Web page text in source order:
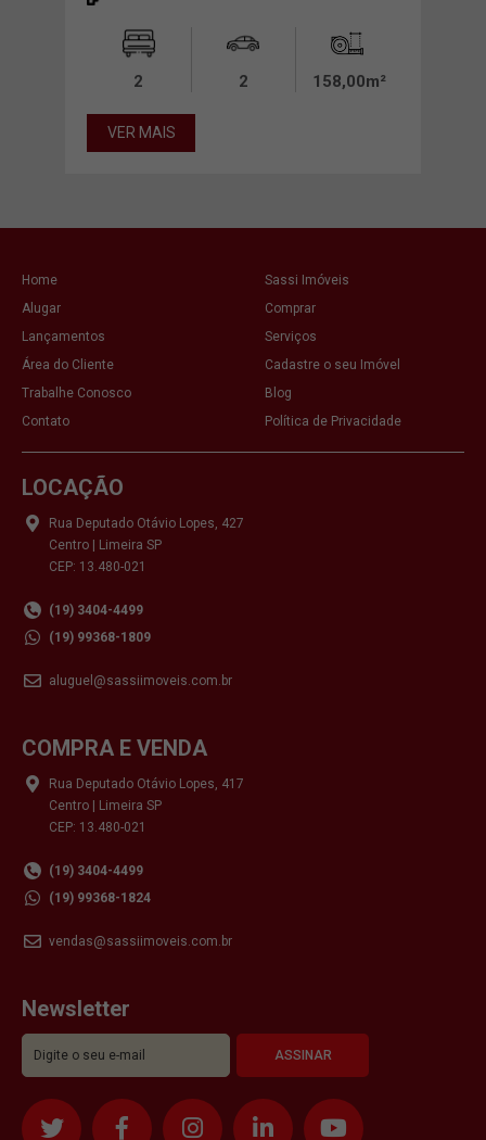
2 2 158,00m²
VER MAIS
Home
Sassi Imóveis
Alugar
Comprar
Lançamentos
Serviços
Área do Cliente
Cadastre o seu Imóvel
Trabalhe Conosco
Blog
Contato
Política de Privacidade
LOCAÇÃO
Rua Deputado Otávio Lopes, 427
Centro | Limeira SP
CEP: 13.480-021
(19) 3404-4499
(19) 99368-1809
aluguel@sassiimoveis.com.br
COMPRA E VENDA
Rua Deputado Otávio Lopes, 417
Centro | Limeira SP
CEP: 13.480-021
(19) 3404-4499
(19) 99368-1824
vendas@sassiimoveis.com.br
Newsletter